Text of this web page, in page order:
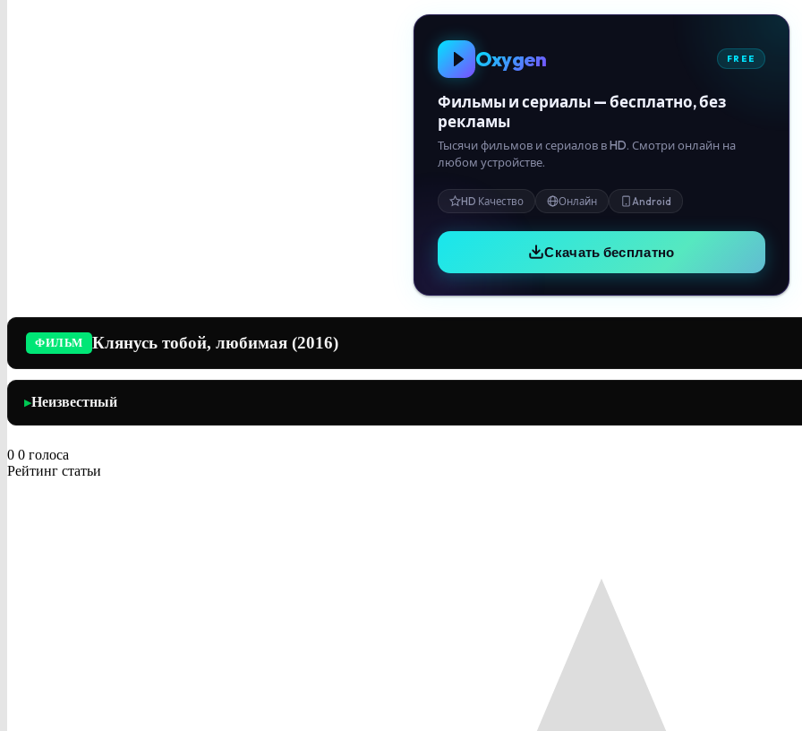
Oxygen FREE
Фильмы и сериалы — бесплатно, без
рекламы
Тысячи фильмов и сериалов в HD. Смотри онлайн на
любом устройстве.
HD Качество Онлайн Android
Скачать бесплатно
ФИЛЬМ Клянусь тобой, любимая (2016)
▶Неизвестный
0 0 голоса
Рейтинг статьи